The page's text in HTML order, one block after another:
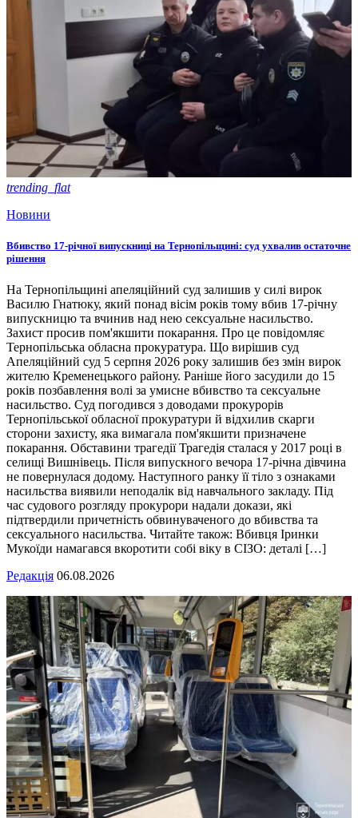
trending_flat
Новини
Вбивство 17-річної випускниці на Тернопільщині: суд ухвалив остаточне
рішення
На Тернопільщині апеляційний суд залишив у силі вирок
Василю Гнатюку, який понад вісім років тому вбив 17-річну
випускницю та вчинив над нею сексуальне насильство.
Захист просив пом'якшити покарання. Про це повідомляє
Тернопільська обласна прокуратура. Що вирішив суд
Апеляційний суд 5 серпня 2026 року залишив без змін вирок
жителю Кременецького району. Раніше його засудили до 15
років позбавлення волі за умисне вбивство та сексуальне
насильство. Суд погодився з доводами прокурорів
Тернопільської обласної прокуратури й відхилив скарги
сторони захисту, яка вимагала пом'якшити призначене
покарання. Обставини трагедії Трагедія сталася у 2017 році в
селищі Вишнівець. Після випускного вечора 17-річна дівчина
не повернулася додому. Наступного ранку її тіло з ознаками
насильства виявили неподалік від навчального закладу. Під
час судового розгляду прокурори надали докази, які
підтвердили причетність обвинуваченого до вбивства та
сексуального насильства. Читайте також: Вбивця Іринки
Мукоїди намагався вкоротити собі віку в СІЗО: деталі […]
Редакція 06.08.2026